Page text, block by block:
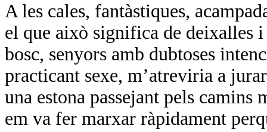
A les cales, fantàstiques,
el que això significa de deixalles
bosc, senyors amb dubtoses
practicant sexe, m’atreviria a
una estona passejant pels
em va fer marxar ràpidament